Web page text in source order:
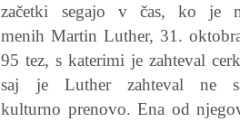
začetki segajo v čas, ko je
menih Martin Luther, 31.
95 tez, s katerimi je zahteval
saj je Luther zahteval ne
kulturno prenovo. Ena od